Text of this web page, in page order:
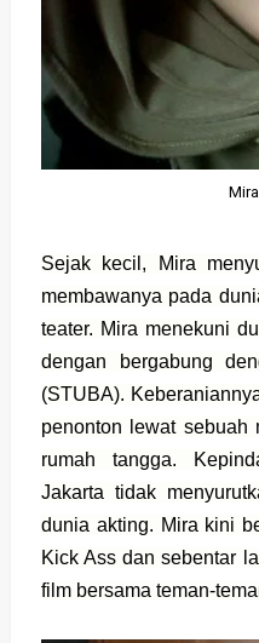
Sejak kecil, Mira
membawanya pada
teater. Mira menekuni
dengan bergabung
(STUBA).
penonton lewat sebuah
rumah tangga.
Jakarta tidak
dunia akting. Mira kini
Kick Ass dan sebentar
film bersama teman-